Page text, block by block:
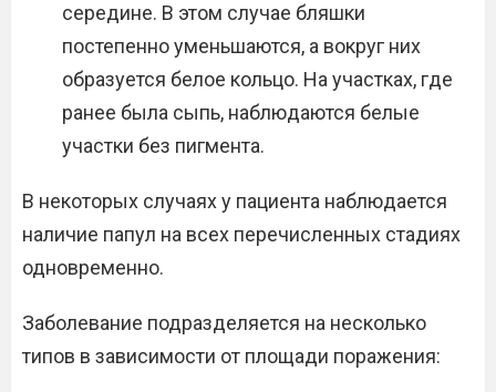
середине. В этом случае бляшки
постепенно уменьшаются, а вокруг них
образуется белое кольцо. На участках, где
ранее была сыпь, наблюдаются белые
участки без пигмента.
В некоторых случаях у пациента наблюдается
наличие папул на всех перечисленных стадиях
одновременно.
Заболевание подразделяется на несколько
типов в зависимости от площади поражения: